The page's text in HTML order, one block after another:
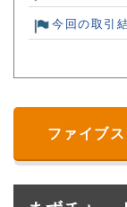
今回の取引
ファイブ